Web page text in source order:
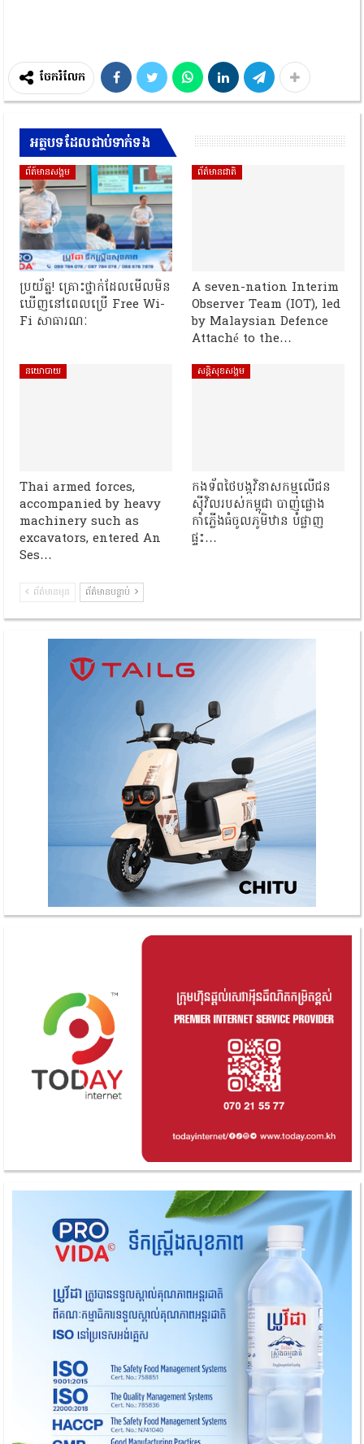
ចែករំលែក
អត្ថបទដែលជាប់ទាក់ទង
ព័ត៍មានសង្គម
ប្រយ័ត្ន! គ្រោះថ្នាក់ដែលមើលមិន
ឃើញនៅពេលប្រើ Free Wi-
Fi សាធារណៈ
ព័ត៌មានជាតិ
A seven-nation Interim
Observer Team (IOT), led
by Malaysian Defence
Attaché to the…
នយោបាយ
Thai armed forces,
accompanied by heavy
machinery such as
excavators, entered An
Ses…
សន្តិសុខសង្គម
កងទ័ពថៃបង្កវិនាសកម្មលើជន
ស៊ីវិលរបស់កម្ពុជា បាញ់ផ្លោង
កាំភ្លើងធំចូលភូមិឋាន បំផ្លាញ
ផ្ទះ…
ព័ត៌មានមុន ព័ត៌មានបន្ទាប់